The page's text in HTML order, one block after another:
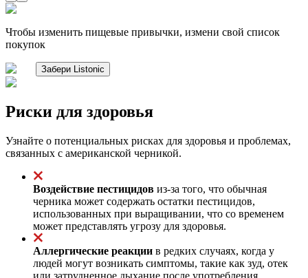
Чтобы изменить пищевые привычки, измени свой список
покупок
Забери Listonic
Риски для здоровья
Узнайте о потенциальных рисках для здоровья и проблемах,
связанных с американской черникой.
Воздействие пестицидов из-за того, что обычная
черника может содержать остатки пестицидов,
использованных при выращивании, что со временем
может представлять угрозу для здоровья.
Аллергические реакции в редких случаях, когда у
людей могут возникать симптомы, такие как зуд, отек
или затрудненное дыхание после употребления